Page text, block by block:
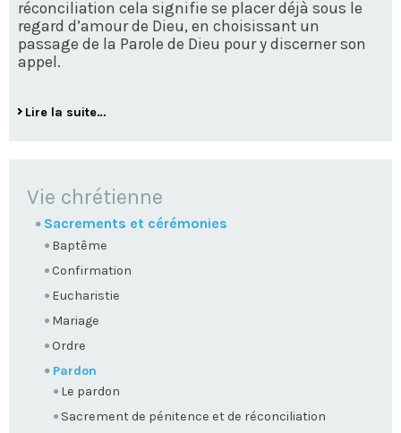
réconciliation cela signifie se placer déjà sous le
regard d’amour de Dieu, en choisissant un
passage de la Parole de Dieu pour y discerner son
appel.
Lire la suite…
NAVIGATION
Vie chrétienne
Sacrements et cérémonies
Baptême
Confirmation
Eucharistie
Mariage
Ordre
Pardon
Le pardon
Sacrement de pénitence et de réconciliation